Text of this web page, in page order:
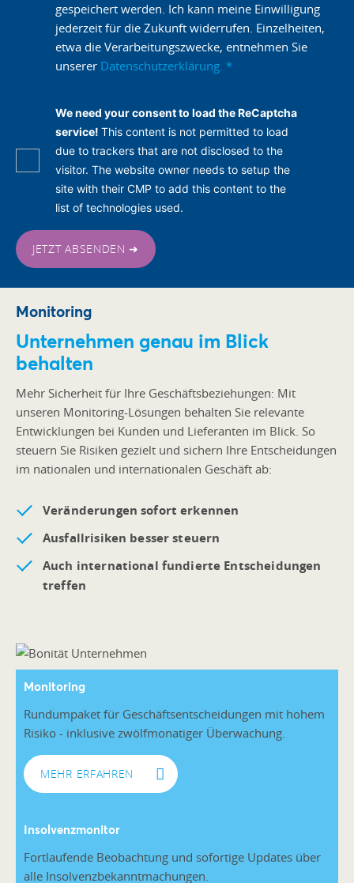
gespeichert werden. Ich kann meine Einwilligung
jederzeit für die Zukunft widerrufen. Einzelheiten,
etwa die Verarbeitungszwecke, entnehmen Sie
unserer Datenschutzerklärung. *
We need your consent to load the ReCaptcha
service! This content is not permitted to load
due to trackers that are not disclosed to the
visitor. The website owner needs to setup the
site with their CMP to add this content to the
list of technologies used.
JETZT ABSENDEN ➜
Monitoring
Unternehmen genau im Blick
behalten
Mehr Sicherheit für Ihre Geschäftsbeziehungen: Mit
unseren Monitoring-Lösungen behalten Sie relevante
Entwicklungen bei Kunden und Lieferanten im Blick. So
steuern Sie Risiken gezielt und sichern Ihre Entscheidungen
im nationalen und internationalen Geschäft ab:
Veränderungen sofort erkennen
Ausfallrisiken besser steuern
Auch international fundierte Entscheidungen
treffen
Monitoring
Rundumpaket für Geschäftsentscheidungen mit hohem
Risiko - inklusive zwölfmonatiger Überwachung.
MEHR ERFAHREN
Insolvenzmonitor
Fortlaufende Beobachtung und sofortige Updates über
alle Insolvenzbekanntmachungen.